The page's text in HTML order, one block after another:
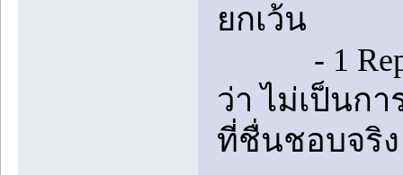
ยกเว้น
- 1 Reply
ว่า ไม่เป็นก
ที่ชื่นชอบจริ